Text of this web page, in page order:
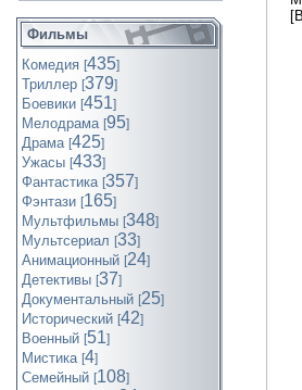
Фильмы
Комедия [435]
Триллер [379]
Боевики [451]
Мелодрама [95]
Драма [425]
Ужасы [433]
Фантастика [357]
Фэнтази [165]
Мультфильмы [348]
Мультсериал [33]
Анимационный [24]
Детективы [37]
Документальный [25]
Исторический [42]
Военный [51]
Мистика [4]
Семейный [108]